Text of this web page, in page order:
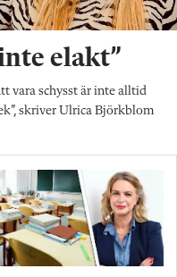
elakt”
vara schysst är inte alltid
skriver Ulrica Björkblom